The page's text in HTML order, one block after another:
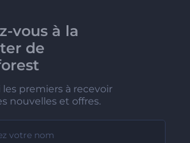
vous à la
de
les premiers à recevoir
nouvelles et offres.